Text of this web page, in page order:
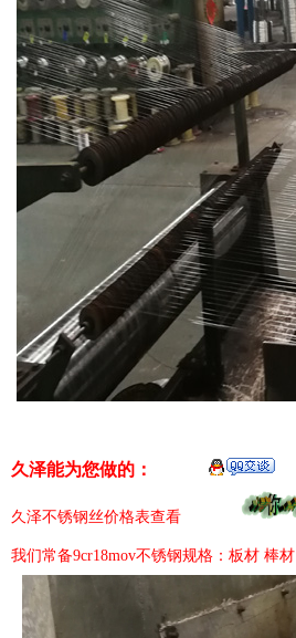
久泽能为您做的：
久泽不锈钢丝价格表查看
我们常备9cr18mov不锈钢规格：板材 棒材